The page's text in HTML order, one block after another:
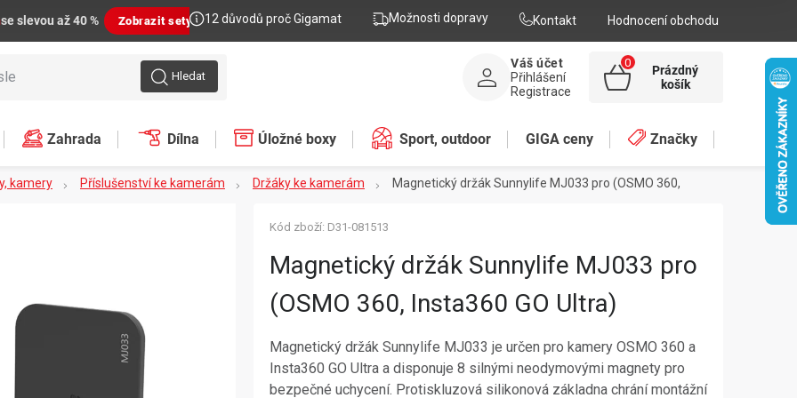
se slevou až 40 % Zobrazit sety 12 důvodů proč Gigamat Možnosti dopravy Kontakt Hodnocení obchodu
Hledat
Váš účet
Přihlášení
Registrace
NÁKUPNÍ
Prázdný
košík
Zahrada Dílna Úložné boxy Sport, outdoor GIGA ceny Značky
kamery Příslušenství ke kamerám Držáky ke kamerám
Magnetický držák Sunnylife MJ033 pro (OSMO 360,
Magnetický držák Sunnylife MJ033 pro
(OSMO 360, Insta360 GO Ultra)
Magnetický držák Sunnylife MJ033 je určen pro kamery OSMO 360 a
Insta360 GO Ultra a disponuje 8 silnými neodymovými magnety pro
bezpečné uchycení. Protiskluzová silikonová základna chrání montážní
Kód zboží: D31-081513